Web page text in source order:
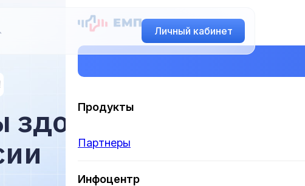
Продукты
Партнеры
Инфоцентр
Личный кабинет